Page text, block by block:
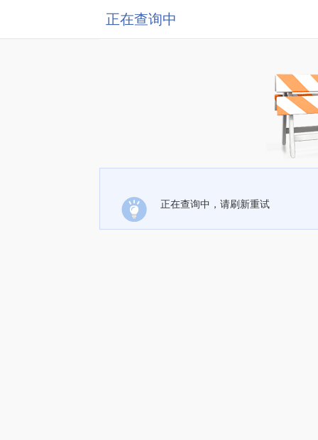
正在查询中
正在查询中，请刷新重试